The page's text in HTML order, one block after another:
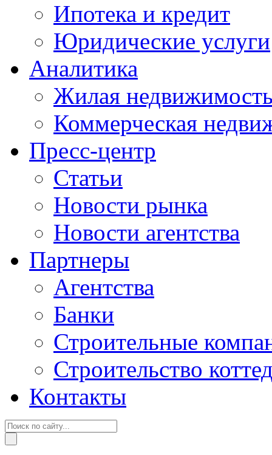
Ипотека и кредит
Юридические услуги
Аналитика
Жилая
Коммерческая
Пресс-центр
Статьи
Новости рынка
Новости агентства
Партнеры
Агентства
Банки
Строительные
Строительство
Контакты